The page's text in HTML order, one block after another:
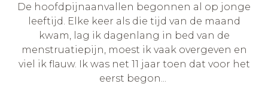
De hoofdpijnaanvallen begonnen al op jonge
leeftijd. Elke keer als die tijd van de maand
kwam, lag ik dagenlang in bed van de
menstruatiepijn, moest ik vaak overgeven en
viel ik flauw. Ik was net 11 jaar toen dat voor het
eerst begon...